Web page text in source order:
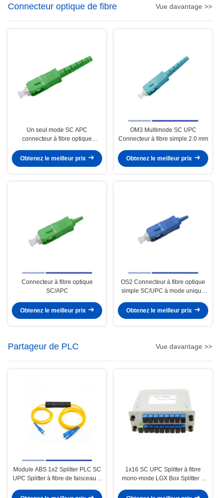
Connecteur optique de fibre Vue davantage >>
Un seul mode SC APC
connecteur à fibre optique
Obtenez le meilleur prix
OM3 Multimode SC UPC
Connecteur à fibre simple 2.0 mm
Obtenez le meilleur prix
Connecteur à fibre optique
SC/APC
Obtenez le meilleur prix
OS2 Connecteur à fibre optique
simple SC/UPC à mode unique
Obtenez le meilleur prix
Partageur de PLC Vue davantage >>
Module ABS 1x2 Splitter PLC SC
UPC Splitter à fibre de faisceau à
1x16 SC UPC Splitter à fibre
mono-mode LGX Box Splitter à